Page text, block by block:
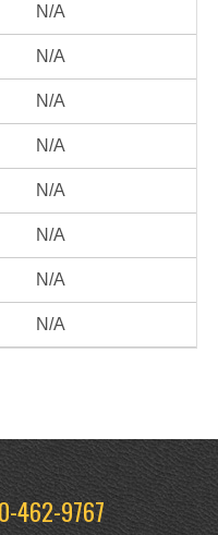
N/A
N/A
N/A
N/A
N/A
N/A
N/A
N/A
462-9767